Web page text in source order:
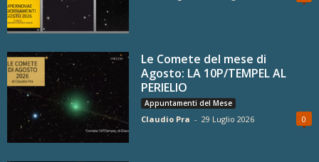
Le Comete del mese di
Agosto: LA 10P/TEMPEL AL
PERIELIO
Appuntamenti del Mese
Claudio Pra - 29 Luglio 2026 0